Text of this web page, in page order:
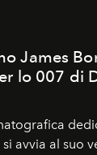
James
lo 007 di
avvia al suo